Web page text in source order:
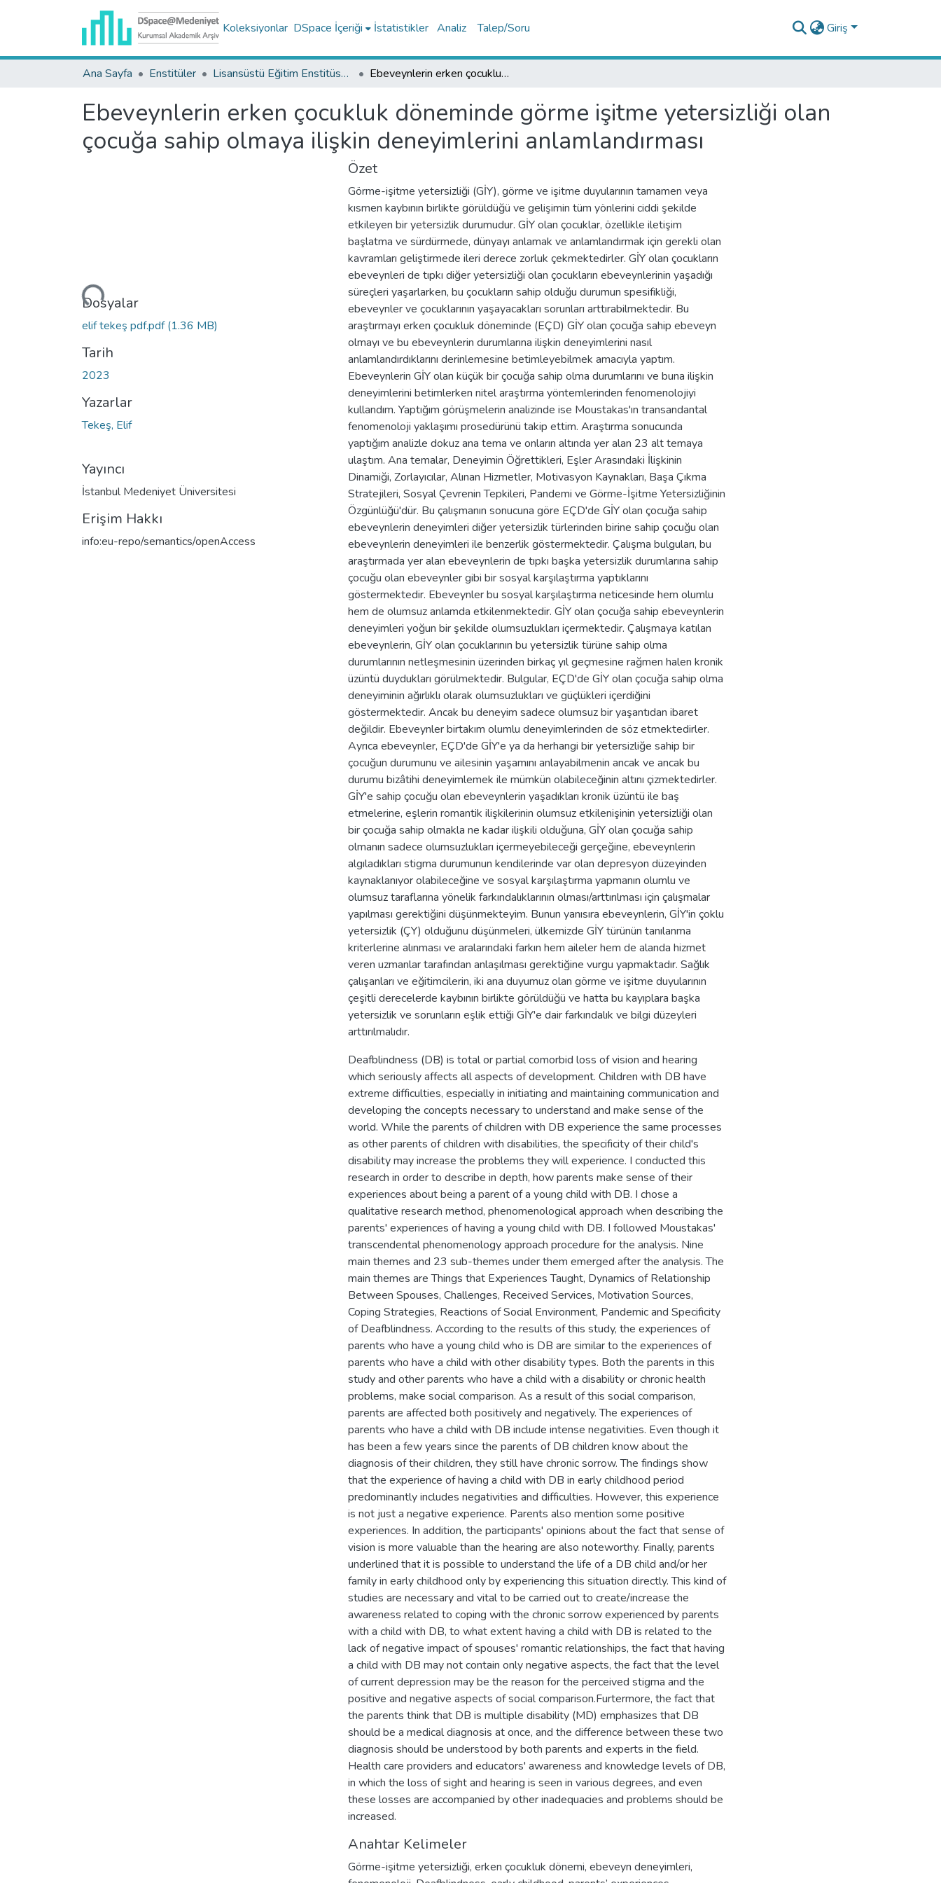
Koleksiyonlar DSpace İçeriği İstatistikler Analiz Talep/Soru Giriş
Ana Sayfa Enstitüler Lisansüstü Eğitim Enstitüsü Tez Koleksiyonu Ebeveynlerin erken çocukluk döneminde görme işitme yetersizliği olan çocuğa sahip olmaya ilişkin deneyimlerini anlamlandırması
Ebeveynlerin erken çocukluk döneminde görme işitme yetersizliği olan
çocuğa sahip olmaya ilişkin deneyimlerini anlamlandırması
Yükleniyor...
Dosyalar
elif tekeş pdf.pdf(1.36 MB)
Tarih
2023
Yazarlar
Tekeş, Elif
Yayıncı
İstanbul Medeniyet Üniversitesi
Erişim Hakkı
info:eu-repo/semantics/openAccess
Özet
Görme-işitme yetersizliği (GİY), görme ve işitme duyularının tamamen veya
kısmen kaybının birlikte görüldüğü ve gelişimin tüm yönlerini ciddi şekilde
etkileyen bir yetersizlik durumudur. GİY olan çocuklar, özellikle iletişim
başlatma ve sürdürmede, dünyayı anlamak ve anlamlandırmak için gerekli olan
kavramları geliştirmede ileri derece zorluk çekmektedirler. GİY olan çocukların
ebeveynleri de tıpkı diğer yetersizliği olan çocukların ebeveynlerinin yaşadığı
süreçleri yaşarlarken, bu çocukların sahip olduğu durumun spesifikliği,
ebeveynler ve çocuklarının yaşayacakları sorunları arttırabilmektedir. Bu
araştırmayı erken çocukluk döneminde (EÇD) GİY olan çocuğa sahip ebeveyn
olmayı ve bu ebeveynlerin durumlarına ilişkin deneyimlerini nasıl
anlamlandırdıklarını derinlemesine betimleyebilmek amacıyla yaptım.
Ebeveynlerin GİY olan küçük bir çocuğa sahip olma durumlarını ve buna ilişkin
deneyimlerini betimlerken nitel araştırma yöntemlerinden fenomenolojiyi
kullandım. Yaptığım görüşmelerin analizinde ise Moustakas'ın transandantal
fenomenoloji yaklaşımı prosedürünü takip ettim. Araştırma sonucunda
yaptığım analizle dokuz ana tema ve onların altında yer alan 23 alt temaya
ulaştım. Ana temalar, Deneyimin Öğrettikleri, Eşler Arasındaki İlişkinin
Dinamiği, Zorlayıcılar, Alınan Hizmetler, Motivasyon Kaynakları, Başa Çıkma
Stratejileri, Sosyal Çevrenin Tepkileri, Pandemi ve Görme-İşitme Yetersizliğinin
Özgünlüğü'dür. Bu çalışmanın sonucuna göre EÇD'de GİY olan çocuğa sahip
ebeveynlerin deneyimleri diğer yetersizlik türlerinden birine sahip çocuğu olan
ebeveynlerin deneyimleri ile benzerlik göstermektedir. Çalışma bulguları, bu
araştırmada yer alan ebeveynlerin de tıpkı başka yetersizlik durumlarına sahip
çocuğu olan ebeveynler gibi bir sosyal karşılaştırma yaptıklarını
göstermektedir. Ebeveynler bu sosyal karşılaştırma neticesinde hem olumlu
hem de olumsuz anlamda etkilenmektedir. GİY olan çocuğa sahip ebeveynlerin
deneyimleri yoğun bir şekilde olumsuzlukları içermektedir. Çalışmaya katılan
ebeveynlerin, GİY olan çocuklarının bu yetersizlik türüne sahip olma
durumlarının netleşmesinin üzerinden birkaç yıl geçmesine rağmen halen kronik
üzüntü duydukları görülmektedir. Bulgular, EÇD'de GİY olan çocuğa sahip olma
deneyiminin ağırlıklı olarak olumsuzlukları ve güçlükleri içerdiğini
göstermektedir. Ancak bu deneyim sadece olumsuz bir yaşantıdan ibaret
değildir. Ebeveynler birtakım olumlu deneyimlerinden de söz etmektedirler.
Ayrıca ebeveynler, EÇD'de GİY'e ya da herhangi bir yetersizliğe sahip bir
çocuğun durumunu ve ailesinin yaşamını anlayabilmenin ancak ve ancak bu
durumu bizâtihi deneyimlemek ile mümkün olabileceğinin altını çizmektedirler.
GİY'e sahip çocuğu olan ebeveynlerin yaşadıkları kronik üzüntü ile baş
etmelerine, eşlerin romantik ilişkilerinin olumsuz etkilenişinin yetersizliği olan
bir çocuğa sahip olmakla ne kadar ilişkili olduğuna, GİY olan çocuğa sahip
olmanın sadece olumsuzlukları içermeyebileceği gerçeğine, ebeveynlerin
algıladıkları stigma durumunun kendilerinde var olan depresyon düzeyinden
kaynaklanıyor olabileceğine ve sosyal karşılaştırma yapmanın olumlu ve
olumsuz taraflarına yönelik farkındalıklarının olması/arttırılması için çalışmalar
yapılması gerektiğini düşünmekteyim. Bunun yanısıra ebeveynlerin, GİY'in çoklu
yetersizlik (ÇY) olduğunu düşünmeleri, ülkemizde GİY türünün tanılanma
kriterlerine alınması ve aralarındaki farkın hem aileler hem de alanda hizmet
veren uzmanlar tarafından anlaşılması gerektiğine vurgu yapmaktadır. Sağlık
çalışanları ve eğitimcilerin, iki ana duyumuz olan görme ve işitme duyularının
çeşitli derecelerde kaybının birlikte görüldüğü ve hatta bu kayıplara başka
yetersizlik ve sorunların eşlik ettiği GİY'e dair farkındalık ve bilgi düzeyleri
arttırılmalıdır.
Deafblindness (DB) is total or partial comorbid loss of vision and hearing
which seriously affects all aspects of development. Children with DB have
extreme difficulties, especially in initiating and maintaining communication and
developing the concepts necessary to understand and make sense of the
world. While the parents of children with DB experience the same processes
as other parents of children with disabilities, the specificity of their child's
disability may increase the problems they will experience. I conducted this
research in order to describe in depth, how parents make sense of their
experiences about being a parent of a young child with DB. I chose a
qualitative research method, phenomenological approach when describing the
parents' experiences of having a young child with DB. I followed Moustakas'
transcendental phenomenology approach procedure for the analysis. Nine
main themes and 23 sub-themes under them emerged after the analysis. The
main themes are Things that Experiences Taught, Dynamics of Relationship
Between Spouses, Challenges, Received Services, Motivation Sources,
Coping Strategies, Reactions of Social Environment, Pandemic and Specificity
of Deafblindness. According to the results of this study, the experiences of
parents who have a young child who is DB are similar to the experiences of
parents who have a child with other disability types. Both the parents in this
study and other parents who have a child with a disability or chronic health
problems, make social comparison. As a result of this social comparison,
parents are affected both positively and negatively. The experiences of
parents who have a child with DB include intense negativities. Even though it
has been a few years since the parents of DB children know about the
diagnosis of their children, they still have chronic sorrow. The findings show
that the experience of having a child with DB in early childhood period
predominantly includes negativities and difficulties. However, this experience
is not just a negative experience. Parents also mention some positive
experiences. In addition, the participants' opinions about the fact that sense of
vision is more valuable than the hearing are also noteworthy. Finally, parents
underlined that it is possible to understand the life of a DB child and/or her
family in early childhood only by experiencing this situation directly. This kind of
studies are necessary and vital to be carried out to create/increase the
awareness related to coping with the chronic sorrow experienced by parents
with a child with DB, to what extent having a child with DB is related to the
lack of negative impact of spouses' romantic relationships, the fact that having
a child with DB may not contain only negative aspects, the fact that the level
of current depression may be the reason for the perceived stigma and the
positive and negative aspects of social comparison.Furtermore, the fact that
the parents think that DB is multiple disability (MD) emphasizes that DB
should be a medical diagnosis at once, and the difference between these two
diagnosis should be understood by both parents and experts in the field.
Health care providers and educators' awareness and knowledge levels of DB,
in which the loss of sight and hearing is seen in various degrees, and even
these losses are accompanied by other inadequacies and problems should be
increased.
Anahtar Kelimeler
Görme-işitme yetersizliği, erken çocukluk dönemi, ebeveyn deneyimleri,